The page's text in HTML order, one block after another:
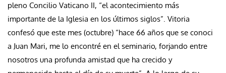
pleno Concilio Vaticano II, “el acontecimiento más
importante de la Iglesia en los últimos siglos”. Vitoria
confesó que este mes (octubre) “hace 66 años que se conoci
a Juan Mari, me lo encontré en el seminario, forjando entre
nosotros una profunda amistad que ha crecido y